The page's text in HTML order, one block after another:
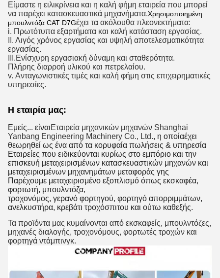
Είμαστε η ειλικρίνεια και η καλή φήμη εταιρεία που μπορεί
να παρέχει κατασκευαστικά μηχανήματα.Χρησιμοποιημένη
μπουλντόζα CAT D7Gέχει τα ακόλουθα πλεονεκτήματα:
i. Πρωτότυπα εξαρτήματα και καλή κατάσταση εργασίας.
ΙΙ. Λιγός χρόνος εργασίας και υψηλή αποτελεσματικότητα
εργασίας.
ΙΙΙ.Ενίσχυρη εργασιακή δύναμη και σταθερότητα.
Πλήρης διαρροή υλικού και πετρελαίου.
v. Ανταγωνιστικές τιμές και καλή φήμη στις επιχειρηματικές
υπηρεσίες.
Η εταιρία μας:
Εμείς... είναιΕταιρεία μηχανικών μηχανών Shanghai
Yanbang Engineering Machinery Co., Ltd., η οποίαέχει
θεωρηθεί ως ένα από τα κορυφαία πωλήσεις & υπηρεσία
Εταιρείες που ειδικεύονται κυρίως στο εμπόριο και την
επισκευή μεταχειρισμένων κατασκευαστικών μηχανών και
μεταχειρισμένων μηχανημάτων μεταφοράς γης
Παρέχουμε μεταχειρισμένο εξοπλισμό όπως εκσκαφέα,
φορτωτή, μπουλντόζα,
τροχονόμος, γερανό φορτηγού, φορτηγό απορριμμάτων,
ανελκυστήρα, κρεβάτι τροχόσπιτου και ούτω καθεξής.
Τα προϊόντα μας κυμαίνονται από εκσκαφείς, μπουλντόζες,
μηχανές διαλογής, τροχονόμους, φορτωτές τροχών και
φορτηγά ντάμπινγκ.